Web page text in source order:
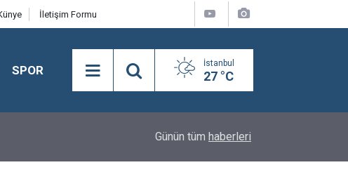
İletişim Formu
SPOR İstanbul
27 °C
İBB BAŞKAN VEKİLİ KENT LOKANTASI'NI
Günün tüm haberleri